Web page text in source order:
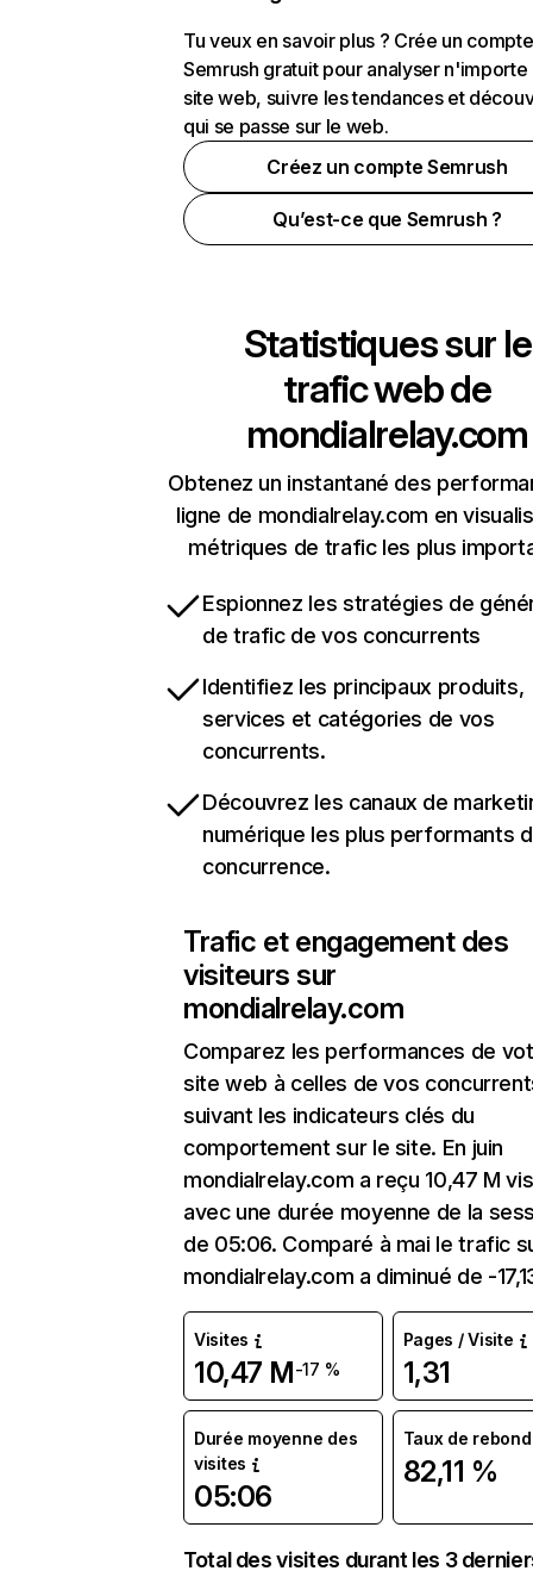
Tu veux en savoir plus ? Crée un compte
Semrush gratuit pour analyser n'importe
site web, suivre les tendances et
qui se passe sur le web.
Créez un compte Semrush
Qu’est-ce que Semrush ?
Statistiques sur le
trafic web de
mondialrelay.com
Obtenez un instantané des
ligne de mondialrelay.com en
métriques de trafic les plus
Espionnez les stratégies de
de trafic de vos concurrents
Identifiez les principaux produits,
services et catégories de vos
concurrents.
Découvrez les canaux de
numérique les plus performants
concurrence.
Trafic et engagement des
visiteurs sur
mondialrelay.com
Comparez les performances de
site web à celles de vos
suivant les indicateurs clés du
comportement sur le site. En juin
mondialrelay.com a reçu 10,47 M
avec une durée moyenne de la
de 05:06. Comparé à mai le trafic
mondialrelay.com a diminué de -
Visites
10,47 M-17 %
Pages / Visite
1,31
Durée moyenne des
visites
05:06
Taux de rebond
82,11 %
Total des visites durant les 3